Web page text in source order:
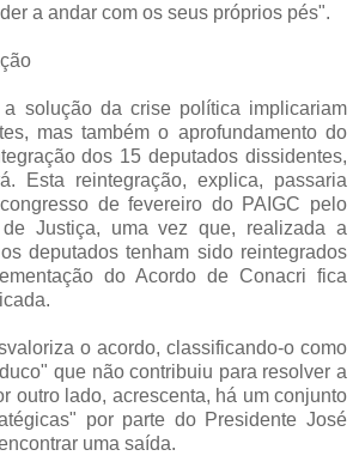
a andar com os seus próprios pés".
solução da crise política implicariam
mas também o aprofundamento do
dos 15 deputados dissidentes,
Esta reintegração, explica, passaria
de fevereiro do PAIGC pelo
de Justiça, uma vez que, realizada a
deputados tenham sido reintegrados
do Acordo de Conacri fica
o acordo, classificando-o como
que não contribuiu para resolver a
outro lado, acrescenta, há um conjunto
por parte do Presidente José
uma saída.